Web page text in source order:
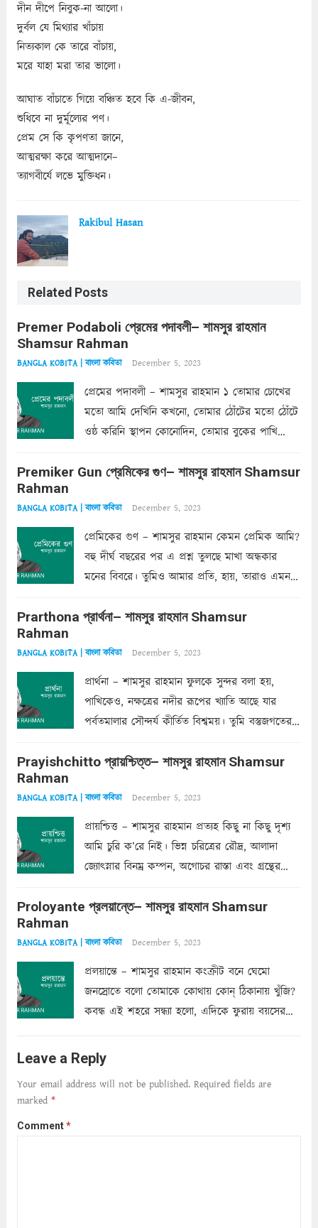
দীন দীপে নিবুক-না আলো।
দুর্বল যে মিথ্যার খাঁচায়
নিত্যকাল কে তারে বাঁচায়,
মরে যাহা মরা তার ভালো।
আঘাত বাঁচাতে গিয়ে বঞ্চিত হবে কি এ-জীবন,
শুধিবে না দুর্মূল্যের পণ।
প্রেম সে কি কৃপণতা জানে,
আত্মরক্ষা করে আত্মদানে–
ত্যাগবীর্যে লভে মুক্তিধন।
Rakibul Hasan
Related Posts
Premer Podaboli প্রেমের পদাবলী– শামসুর রাহমান
Shamsur Rahman
BANGLA KOBITA | বাংলা কবিতা December 5, 2023
প্রেমের পদাবলী – শামসুর রাহমান ১ তোমার চোখের
মতো আমি দেখিনি কখনো, তোমার ঠোঁটের মতো ঠোঁটে
ওষ্ঠ করিনি স্থাপন কোনোদিন, তোমার বুকের পাখি
কোথাও কি এরকম ছায়া দেয় ক্লান্তির প্রহরে? মুছে
Premiker Gun প্রেমিকের গুণ– শামসুর রাহমান Shamsur
Rahman
BANGLA KOBITA | বাংলা কবিতা December 5, 2023
প্রেমিকের গুণ – শামসুর রাহমান কেমন প্রেমিক আমি?
বহু দীর্ঘ বছরের পর এ প্রশ্ন তুলছে মাখা অন্ধকার
মনের বিবরে। তুমিও আমার প্রতি, হায়, তারাও এমন
একান্ত জরুরি- নইলে একটি দেয়াল নিমেষেই ভীষণ
Prarthona প্রার্থনা– শামসুর রাহমান Shamsur
Rahman
BANGLA KOBITA | বাংলা কবিতা December 5, 2023
প্রার্থনা – শামসুর রাহমান ফুলকে সুন্দর বলা হয়,
পাখিকেও, নক্ষত্রের নদীর রূপের খ্যাতি আছে যার
পর্বতমালার সৌন্দর্য কীর্তিত বিশ্বময়। তুমি বস্তুজগতের
তার সুষমায় পার্থক্য অনেক। তোমাকে সুন্দরী বলা চলে,
Prayishchitto প্রায়শ্চিত্ত– শামসুর রাহমান Shamsur
Rahman
BANGLA KOBITA | বাংলা কবিতা December 5, 2023
প্রায়শ্চিত্ত – শামসুর রাহমান প্রত্যহ কিছু না কিছু দৃশ্য
আমি চুরি ক’রে নিই। ভিন্ন চরিত্রের রৌদ্র, আলাদা
জ্যোৎস্নার বিনম্র কম্পন, অগোচর রাস্তা এবং গ্রন্থের
ছায়াচ্ছন্ন মোহন মিথুন মূর্তি, লোপামুদ্রা ভীষণ বিব্রত
Proloyante প্রলয়ান্তে– শামসুর রাহমান Shamsur
Rahman
BANGLA KOBITA | বাংলা কবিতা December 5, 2023
প্রলয়ান্তে – শামসুর রাহমান কংক্রীট বনে ঘেমো
জনস্রোতে বলো তোমাকে কোথায় কোন্‌ ঠিকানায় খুঁজি?
কবন্ধ এই শহরে সন্ধ্যা হলো, এদিকে ফুরায় বয়সের
আমার শরীরে সখ্য গড়ে, তোমার গহন ঊর্মিল যৌবন
আনে আশ্বন...
Leave a Reply
Your email address will not be published. Required fields are
marked *
Comment*